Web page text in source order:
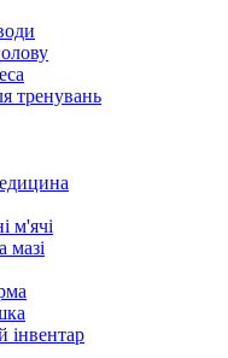
тренувань
м'ячі
мазі
інвентар